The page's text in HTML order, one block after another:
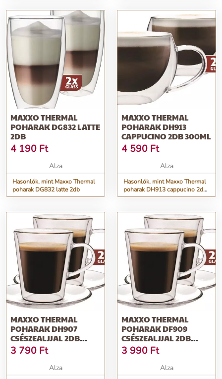
MAXXO THERMAL
POHARAK DG832 LATTE
2DB
4 190 Ft
Alza
Hasonlók, mint Maxxo Thermal
poharak DG832 latte 2db
MAXXO THERMAL
POHARAK DH913
CAPPUCINO 2DB 300ML
4 590 Ft
Alza
Hasonlók, mint Maxxo Thermal
poharak DH913 cappucino 2db
300ml
MAXXO THERMAL
POHARAK DH907
CSÉSZEALJJAL 2DB
100ML
3 790 Ft
Alza
MAXXO THERMAL
POHARAK DF909
CSÉSZEALJJAL 2DB
220ML
3 990 Ft
Alza